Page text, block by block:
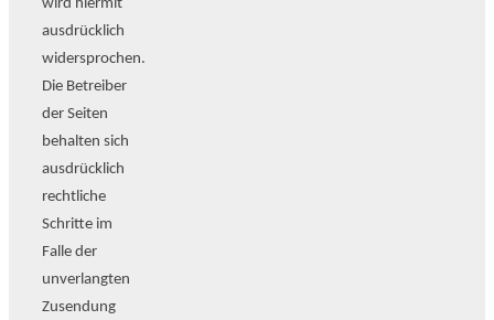
wird hiermit
ausdrücklich
widersprochen.
Die Betreiber
der Seiten
behalten sich
ausdrücklich
rechtliche
Schritte im
Falle der
unverlangten
Zusendung